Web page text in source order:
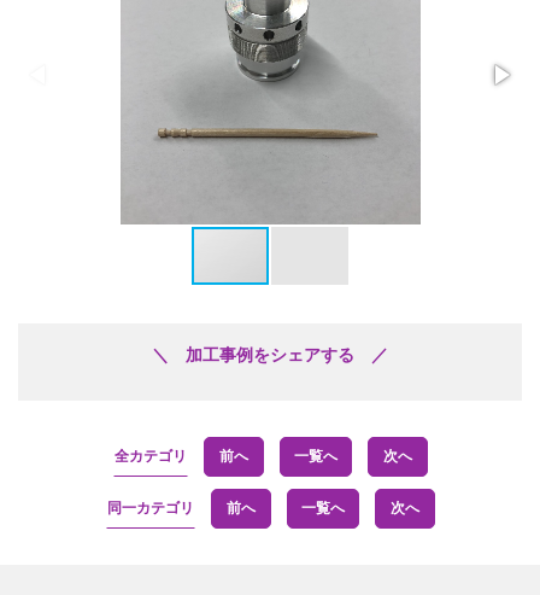
＼ 加工事例をシェアする ／
全カテゴリ 前へ 一覧へ 次へ
同一カテゴリ 前へ 一覧へ 次へ